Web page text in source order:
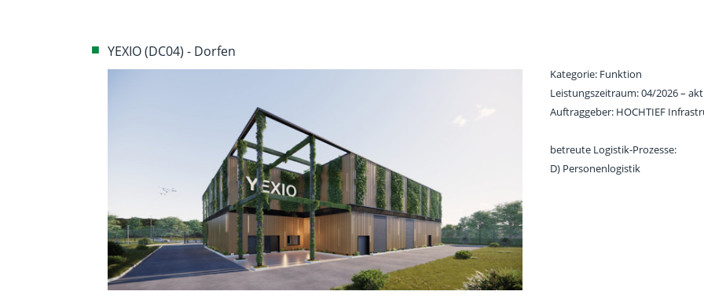
YEXIO (DC04) - Dorfen
Kategorie: Funktion
Leistungszeitraum: 04/2026 –
Auftraggeber: HOCHTIEF
betreute Logistik-Prozesse:
D) Personenlogistik